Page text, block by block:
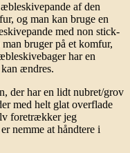
af den
og man kan bruge en
med non stick-
bruger på et komfur,
har en
ændres.
der har en lidt nubret/grov
med helt glat overflade
foretrækker jeg
nemme at håndtere i